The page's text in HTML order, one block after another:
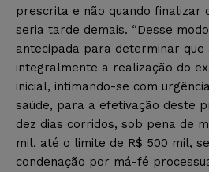
prescrita e não quando finalizar
seria tarde demais. “Desse
antecipada para determinar que
integralmente a realização do
inicial, intimando-se com
saúde, para a efetivação deste
dez dias corridos, sob pena de
mil, até o limite de R$ 500 mil,
condenação por má-fé